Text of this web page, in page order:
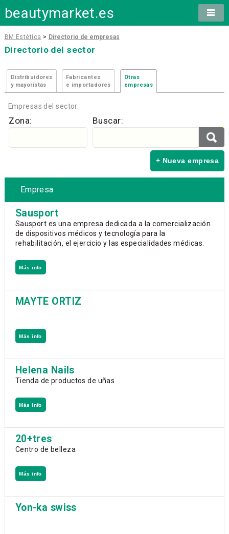
beautymarket.es
BM Estética > Directorio de empresas
Directorio del sector
Distribuidores
y mayoristas
Fabricantes
e importadores
Otras
empresas
Empresas del sector.
Zona: Buscar:
+ Nueva empresa
Empresa
Sausport
Sausport es una empresa dedicada a la comercialización
de dispositivos médicos y tecnología para la
rehabilitación, el ejercicio y las especialidades médicas.
Más info
MAYTE ORTIZ
Más info
Helena Nails
Tienda de productos de uñas
Más info
20+tres
Centro de belleza
Más info
Yon-ka swiss